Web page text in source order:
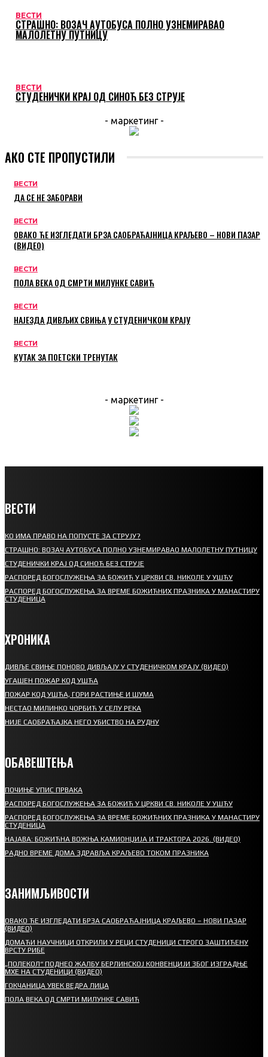
ВЕСТИ
СТРАШНО: ВОЗАЧ АУТОБУСА ПОЛНО УЗНЕМИРАВАО
МАЛОЛЕТНУ ПУТНИЦУ
ВЕСТИ
СТУДЕНИЧКИ КРАЈ ОД СИНОЋ БЕЗ СТРУЈЕ
- маркетинг -
АКО СТЕ ПРОПУСТИЛИ
ВЕСТИ
ДА СЕ НЕ ЗАБОРАВИ
ВЕСТИ
ОВАКО ЋЕ ИЗГЛЕДАТИ БРЗА САОБРАЋАЈНИЦА КРАЉЕВО – НОВИ ПАЗАР
(ВИДЕО)
ВЕСТИ
ПОЛА ВЕКА ОД СМРТИ МИЛУНКЕ САВИЋ
ВЕСТИ
НАЈЕЗДА ДИВЉИХ СВИЊА У СТУДЕНИЧКОМ КРАЈУ
ВЕСТИ
КУТАК ЗА ПОЕТСКИ ТРЕНУТАК
- маркетинг -
ВЕСТИ
КО ИМА ПРАВО НА ПОПУСТЕ ЗА СТРУЈУ?
СТРАШНО: ВОЗАЧ АУТОБУСА ПОЛНО УЗНЕМИРАВАО МАЛОЛЕТНУ ПУТНИЦУ
СТУДЕНИЧКИ КРАЈ ОД СИНОЋ БЕЗ СТРУЈЕ
РАСПОРЕД БОГОСЛУЖЕЊА ЗА БОЖИЋ У ЦРКВИ СВ. НИКОЛЕ У УШЋУ
РАСПОРЕД БОГОСЛУЖЕЊА ЗА ВРЕМЕ БОЖИЋНИХ ПРАЗНИКА У МАНАСТИРУ
СТУДЕНИЦА
ХРОНИКА
ДИВЉЕ СВИЊЕ ПОНОВО ДИВЉАЈУ У СТУДЕНИЧКОМ КРАЈУ (ВИДЕО)
УГАШЕН ПОЖАР КОД УШЋА
ПОЖАР КОД УШЋА, ГОРИ РАСТИЊЕ И ШУМА
НЕСТАО МИЛИНКО ЧОРБИЋ У СЕЛУ РЕКА
НИЈЕ САОБРАЋАЈКА НЕГО УБИСТВО НА РУДНУ
ОБАВЕШТЕЊА
ПОЧИЊЕ УПИС ПРВАКА
РАСПОРЕД БОГОСЛУЖЕЊА ЗА БОЖИЋ У ЦРКВИ СВ. НИКОЛЕ У УШЋУ
РАСПОРЕД БОГОСЛУЖЕЊА ЗА ВРЕМЕ БОЖИЋНИХ ПРАЗНИКА У МАНАСТИРУ
СТУДЕНИЦА
НАЈАВА: БОЖИЋНА ВОЖЊА КАМИОНЏИЈА И ТРАКТОРА 2026. (ВИДЕО)
РАДНО ВРЕМЕ ДОМА ЗДРАВЉА КРАЉЕВО ТОКОМ ПРАЗНИКА
ЗАНИМЉИВОСТИ
ОВАКО ЋЕ ИЗГЛЕДАТИ БРЗА САОБРАЋАЈНИЦА КРАЉЕВО – НОВИ ПАЗАР
(ВИДЕО)
ДОМАЋИ НАУЧНИЦИ ОТКРИЛИ У РЕЦИ СТУДЕНИЦИ СТРОГО ЗАШТИЋЕНУ
ВРСТУ РИБЕ
„ПОЛЕКОЛ“ ПОДНЕО ЖАЛБУ БЕРЛИНСКОЈ КОНВЕНЦИЈИ ЗБОГ ИЗГРАДЊЕ
МХЕ НА СТУДЕНИЦИ (ВИДЕО)
ГОКЧАНИЦА УВЕК ВЕДРА ЛИЦА
ПОЛА ВЕКА ОД СМРТИ МИЛУНКЕ САВИЋ